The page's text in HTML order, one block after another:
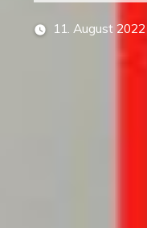
11. August 2022